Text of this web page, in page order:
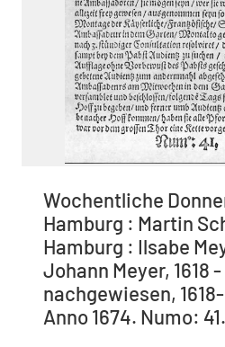
Wochentliche
Hamburg : Martin
Hamburg : Ilsabe
Johann Meyer, 1618 -
nachgewiesen,
Anno 1674. Numo: